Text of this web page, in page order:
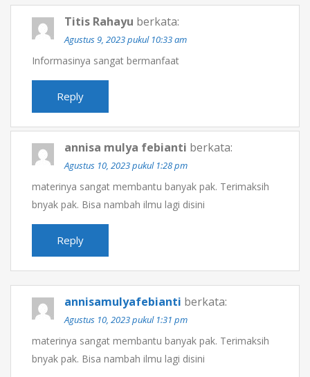
Titis Rahayu berkata:
Agustus 9, 2023 pukul 10:33 am
Informasinya sangat bermanfaat
Reply
annisa mulya febianti berkata:
Agustus 10, 2023 pukul 1:28 pm
materinya sangat membantu banyak pak. Terimaksih
bnyak pak. Bisa nambah ilmu lagi disini
Reply
annisamulyafebianti berkata:
Agustus 10, 2023 pukul 1:31 pm
materinya sangat membantu banyak pak. Terimaksih
bnyak pak. Bisa nambah ilmu lagi disini